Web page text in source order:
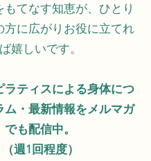
もてなす知恵が、ひとり
方に広がりお役に立てれ
ば嬉しいです。
ラティスによる身体につ
ム・最新情報をメルマガ
でも配信中。
​（週1回程度）